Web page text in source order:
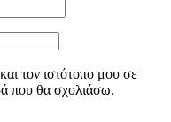
τον ιστότοπο μου σε
που θα σχολιάσω.